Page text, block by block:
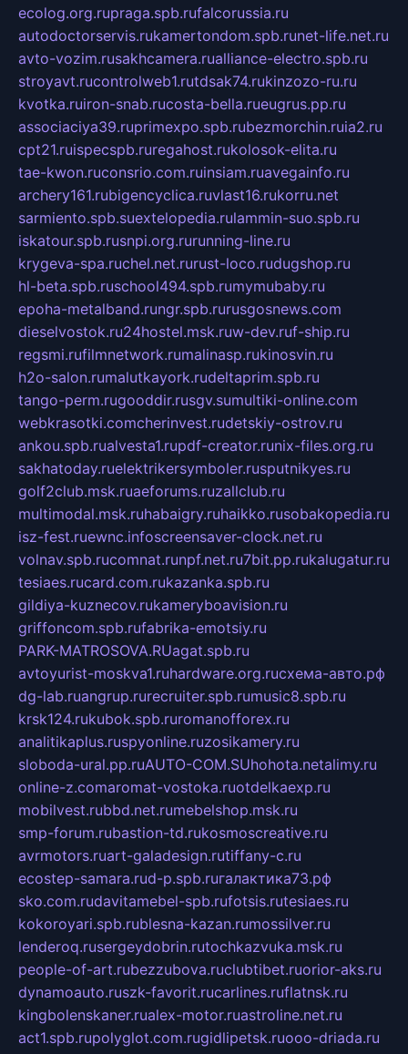
ecolog.org.rupraga.spb.rufalcorussia.ru
autodoctorservis.rukamertondom.spb.runet-life.net.ru
avto-vozim.rusakhcamera.rualliance-electro.spb.ru
stroyavt.rucontrolweb1.rutdsak74.rukinzozo-ru.ru
kvotka.ruiron-snab.rucosta-bella.rueugrus.pp.ru
associaciya39.ruprimexpo.spb.rubezmorchin.ruia2.ru
cpt21.ruispecspb.ruregahost.rukolosok-elita.ru
tae-kwon.ruconsrio.com.ruinsiam.ruavegainfo.ru
archery161.rubigencyclica.ruvlast16.rukorru.net
sarmiento.spb.suextelopedia.rulammin-suo.spb.ru
iskatour.spb.rusnpi.org.rurunning-line.ru
krygeva-spa.ruchel.net.rurust-loco.rudugshop.ru
hl-beta.spb.ruschool494.spb.rumymubaby.ru
epoha-metalband.rungr.spb.rurusgosnews.com
dieselvostok.ru24hostel.msk.ruw-dev.ruf-ship.ru
regsmi.rufilmnetwork.rumalinasp.rukinosvin.ru
h2o-salon.rumalutkayork.rudeltaprim.spb.ru
tango-perm.rugooddir.rusgv.sumultiki-online.com
webkrasotki.comcherinvest.rudetskiy-ostrov.ru
ankou.spb.rualvesta1.rupdf-creator.runix-files.org.ru
sakhatoday.ruelektrikersymboler.rusputnikyes.ru
golf2club.msk.ruaeforums.ruzallclub.ru
multimodal.msk.ruhabaigry.ruhaikko.rusobakopedia.ru
isz-fest.ruewnc.infoscreensaver-clock.net.ru
volnav.spb.rucomnat.runpf.net.ru7bit.pp.rukalugatur.ru
tesiaes.rucard.com.rukazanka.spb.ru
gildiya-kuznecov.rukameryboavision.ru
griffoncom.spb.rufabrika-emotsiy.ru
PARK-MATROSOVA.RUagat.spb.ru
avtoyurist-moskva1.ruhardware.org.ruсхема-авто.рф
dg-lab.ruangrup.rurecruiter.spb.rumusic8.spb.ru
krsk124.rukubok.spb.ruromanofforex.ru
analitikaplus.ruspyonline.ruzosikamery.ru
sloboda-ural.pp.ruAUTO-COM.SUhohota.netalimy.ru
online-z.comaromat-vostoka.ruotdelkaexp.ru
mobilvest.rubbd.net.rumebelshop.msk.ru
smp-forum.rubastion-td.rukosmoscreative.ru
avrmotors.ruart-galadesign.rutiffany-c.ru
ecostep-samara.rud-p.spb.ruгалактика73.рф
sko.com.rudavitamebel-spb.rufotsis.rutesiaes.ru
kokoroyari.spb.rublesna-kazan.rumossilver.ru
lenderoq.rusergeydobrin.rutochkazvuka.msk.ru
people-of-art.rubezzubova.ruclubtibet.ruorior-aks.ru
dynamoauto.ruszk-favorit.rucarlines.ruflatnsk.ru
kingbolenskaner.rualex-motor.ruastroline.net.ru
act1.spb.rupolyglot.com.rugidlipetsk.ruooo-driada.ru